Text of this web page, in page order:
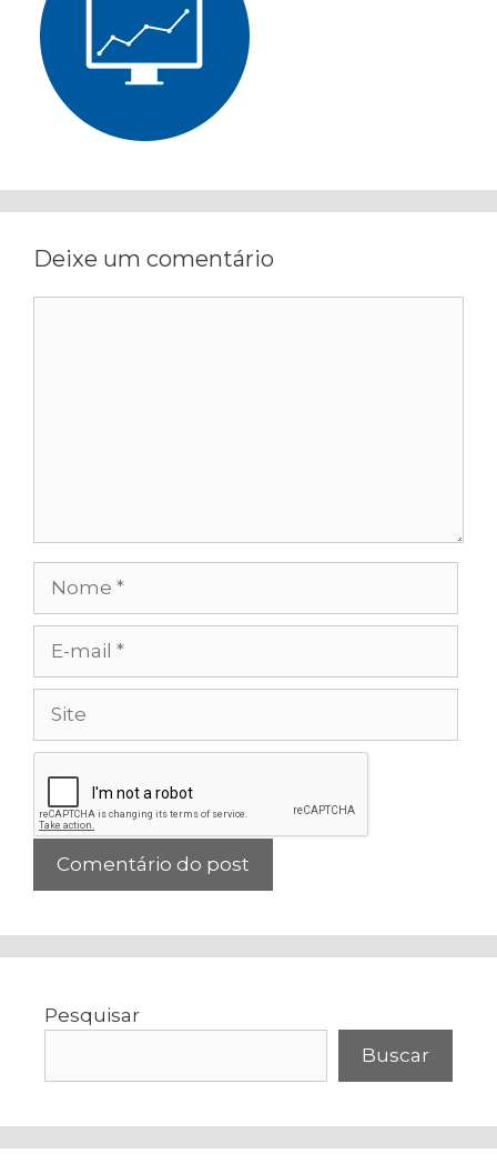
Deixe um comentário
mail
Pesquisar
Buscar